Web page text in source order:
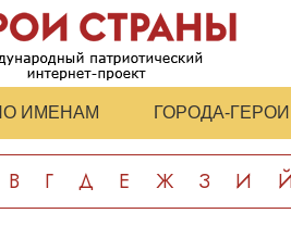
ИМЕНАМ ГОРОДА-ГЕРОИ
В Г Д Е Ж З И